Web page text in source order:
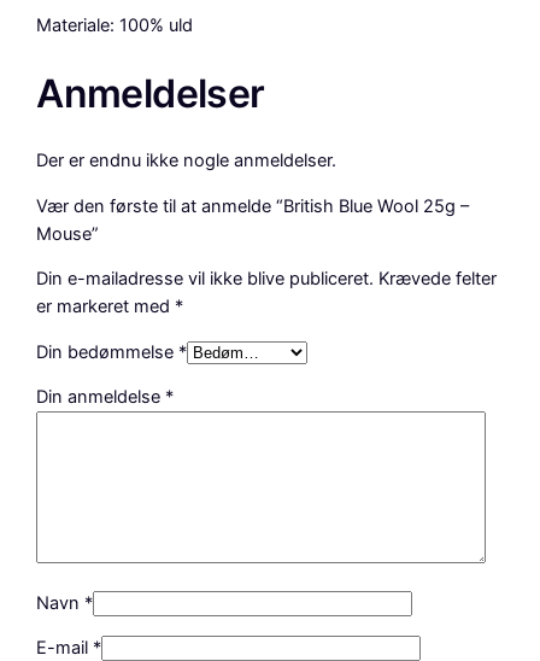
Materiale: 100% uld
Anmeldelser
Der er endnu ikke nogle anmeldelser.
Vær den første til at anmelde “British Blue Wool 25g –
Mouse”
Din e-mailadresse vil ikke blive publiceret. Krævede felter
er markeret med *
Din bedømmelse *
Din anmeldelse *
Navn *
E-mail *